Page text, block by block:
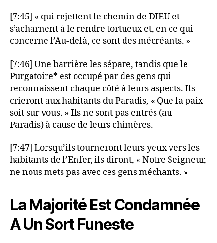
[7:45] « qui rejettent le chemin de DIEU et
s’acharnent à le rendre tortueux et, en ce qui
concerne l’Au-delà, ce sont des mécréants. »
[7:46] Une barrière les sépare, tandis que le
Purgatoire* est occupé par des gens qui
reconnaissent chaque côté à leurs aspects. Ils
crieront aux habitants du Paradis, « Que la paix
soit sur vous. » Ils ne sont pas entrés (au
Paradis) à cause de leurs chimères.
[7:47] Lorsqu’ils tourneront leurs yeux vers les
habitants de l’Enfer, ils diront, « Notre Seigneur,
ne nous mets pas avec ces gens méchants. »
La Majorité Est Condamnée
A Un Sort Funeste